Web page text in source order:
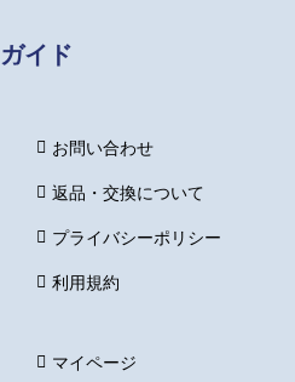
ガイド
お問い合わせ
返品・交換について
プライバシーポリシー
利用規約
マイページ